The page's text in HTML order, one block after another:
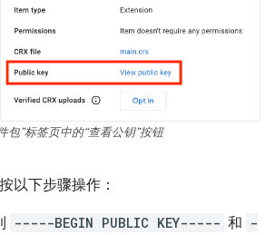
包”标签页中的“查看公钥”按钮
以下步骤操作：
-----BEGIN PUBLIC KEY----- 和 -